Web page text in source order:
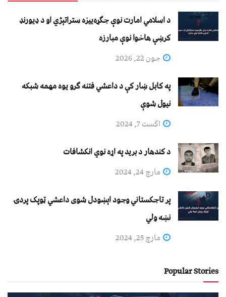
د اسلامي امارت نوې جګړه‌ییزه ستراتېژي او د ډیورنډ
کرښې هاخوا نوې مبارزه
جون 22, 2026
په کابل ښار کې د داعشي فتنه ګرو يوه مهمه شبکه
نيول شوې
اگست 7, 2024
د کندهار د برید په اړه نوي انکشافات
مارچ 24, 2024
پر تاجکستاني وجود اېښودل شوی داعشي ټوپک پردۍ
نښه ولي
مارچ 25, 2024
Popular Stories